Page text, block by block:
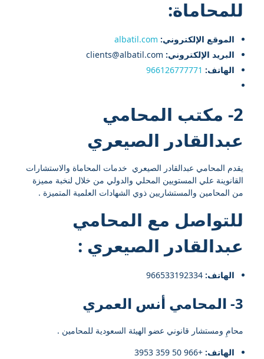
للمحاماة:
الموقع الإلكتروني: albatil.com
البريد الإلكتروني:
الهاتف: 966126777771
2- مكتب المحامي
عبدالقادر الصيعري
يقدم المحامي عبدالقادر الصيعري خدمات المحاماة والاستشارات
القانوينة علي المستويين المحلي والدولي من خلال لنخبة مميزة
من المحامين والمستشاريين ذوي الشهادات العلمية المتميزة .
للتواصل مع المحامي
عبدالقادر الصيعري :
الهاتف: 966533192334⁩
3- المحامي أنس العمري
محامِ ومستشار قانوني عضو الهيئة السعودية للمحامين .
الهاتف: +966 50 359 3953